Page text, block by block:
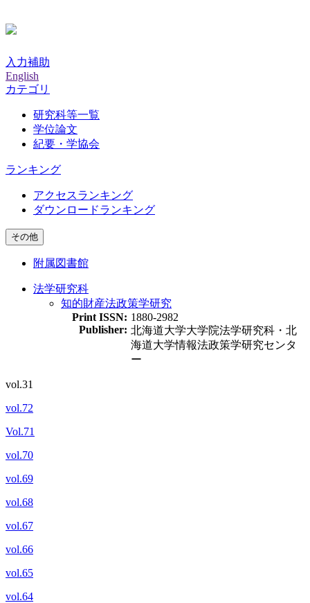
入力補助
English
カテゴリ
研究科等一覧
学位論文
紀要・学協会
ランキング
アクセスランキング
ダウンロードランキング
その他
附属図書館
法学研究科
知的財産法政策学研究
Print ISSN: 1880-2982
Publisher: 北海道大学大学院法学研究科・北
海道大学情報法政策学研究センタ
ー
vol.31
vol.72
Vol.71
vol.70
vol.69
vol.68
vol.67
vol.66
vol.65
vol.64